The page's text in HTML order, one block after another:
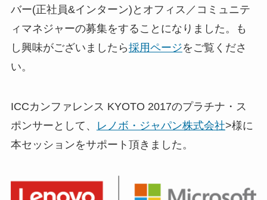
バー(正社員&インターン)とオフィス／コミュニテ
ィマネジャーの募集をすることになりました。も
し興味がございましたら採用ページをご覧くださ
い。
ICCカンファレンス KYOTO 2017のプラチナ・ス
ポンサーとして、
レノボ・ジャパン株式会社>様に
本セッションをサポート頂きました。